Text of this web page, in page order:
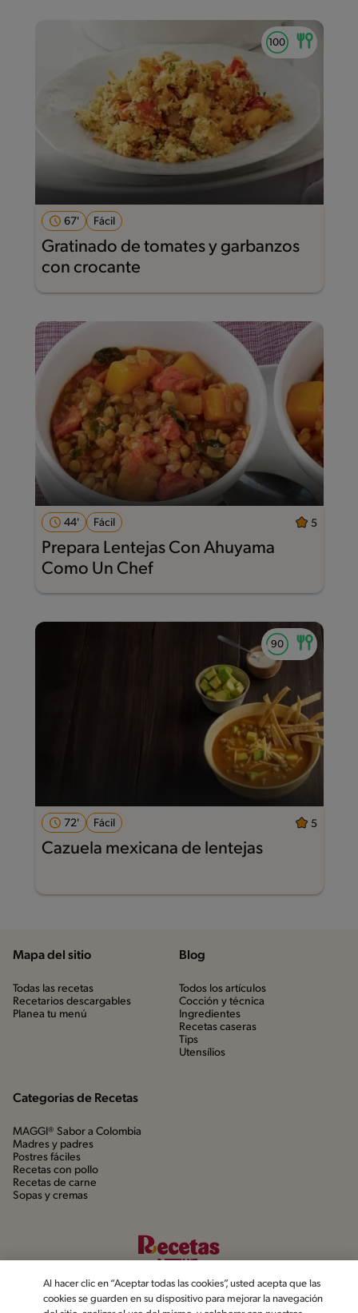
67' Fácil
Gratinado de tomates y garbanzos
con crocante
44' Fácil 5
Prepara Lentejas Con Ahuyama
Como Un Chef
72' Fácil 5
Cazuela mexicana de lentejas
Mapa del sitio
Todas las recetas
Recetarios descargables
Planea tu menú
Blog
Todos los artículos
Cocción y técnica
Ingredientes
Recetas caseras
Tips
Utensílios
Categorias de Recetas
MAGGI® Sabor a Colombia
Madres y padres
Postres fáciles
Recetas con pollo
Recetas de carne
Sopas y cremas
Al hacer clic en “Aceptar todas las cookies”, usted acepta que las
cookies se guarden en su dispositivo para mejorar la navegación